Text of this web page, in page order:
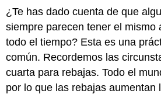
¿Te has dado cuenta de que
siempre parecen tener el mismo
todo el tiempo? Esta es una
común. Recordemos las
cuarta para rebajas. Todo el
por lo que las rebajas aumentan